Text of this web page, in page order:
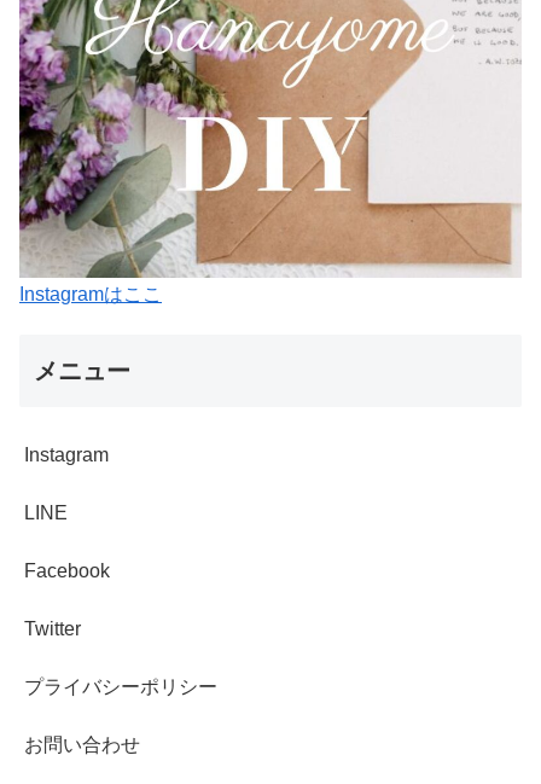
Instagramはここ
メニュー
Instagram
LINE
Facebook
Twitter
プライバシーポリシー
お問い合わせ